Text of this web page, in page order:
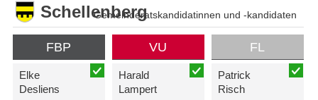
SchellenbergGemeinderatskandidatinnen und -kandidaten
FBP
Elke
Desliens
VU
Harald
Lampert
FL
Patrick
Risch